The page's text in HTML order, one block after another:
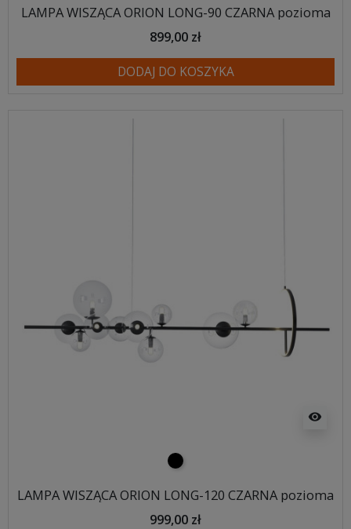
LAMPA WISZĄCA ORION LONG-90 CZARNA pozioma
899,00 zł
DODAJ DO KOSZYKA
visibility
czarny
LAMPA WISZĄCA ORION LONG-120 CZARNA pozioma
999,00 zł